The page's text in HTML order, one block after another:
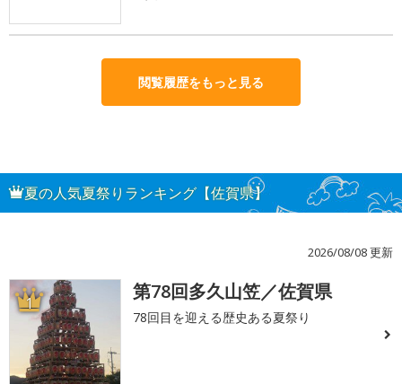
閲覧履歴をもっと見る
夏の人気夏祭りランキング【佐賀県】
2026/08/08 更新
1 第78回多久山笠／佐賀県
78回目を迎える歴史ある夏祭り